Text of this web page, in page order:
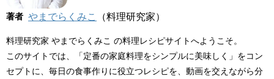
著者 やまでらくみこ （料理研究家）
料理研究家 やまでらくみこ の料理レシピサイトへようこそ。
このサイトでは、「定番の家庭料理をシンプルに美味しく」をコン
セプトに、毎日の食事作りに役立つレシピを、動画を交えながら分